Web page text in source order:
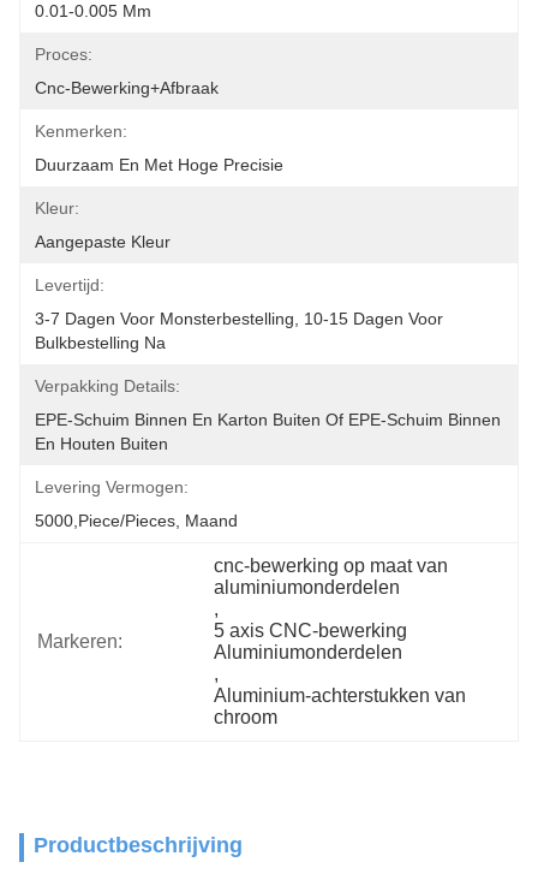
0.01-0.005 Mm
Proces:
Cnc-Bewerking+afbraak
Kenmerken:
Duurzaam En Met Hoge Precisie
Kleur:
Aangepaste Kleur
Levertijd:
3-7 Dagen Voor Monsterbestelling, 10-15 Dagen Voor
Bulkbestelling Na
Verpakking Details:
EPE-Schuim Binnen En Karton Buiten Of EPE-Schuim Binnen
En Houten Buiten
Levering Vermogen:
5000,Piece/Pieces, Maand
Markeren:
cnc-bewerking op maat van
aluminiumonderdelen
,
5 axis CNC-bewerking
Aluminiumonderdelen
,
Aluminium-achterstukken van
chroom
Productbeschrijving